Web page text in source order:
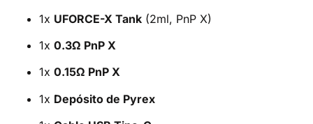
1x UFORCE-X Tank (2ml, PnP X)
1x 0.3Ω PnP X
1x 0.15Ω PnP X
1x Depósito de Pyrex